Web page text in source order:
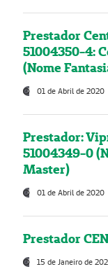
Prestador
51004350-4:
(Nome
01 de Abril de 2020
Prestador:
51004349-0
Master)
01 de Abril de 2020
Prestador
15 de Janeiro de